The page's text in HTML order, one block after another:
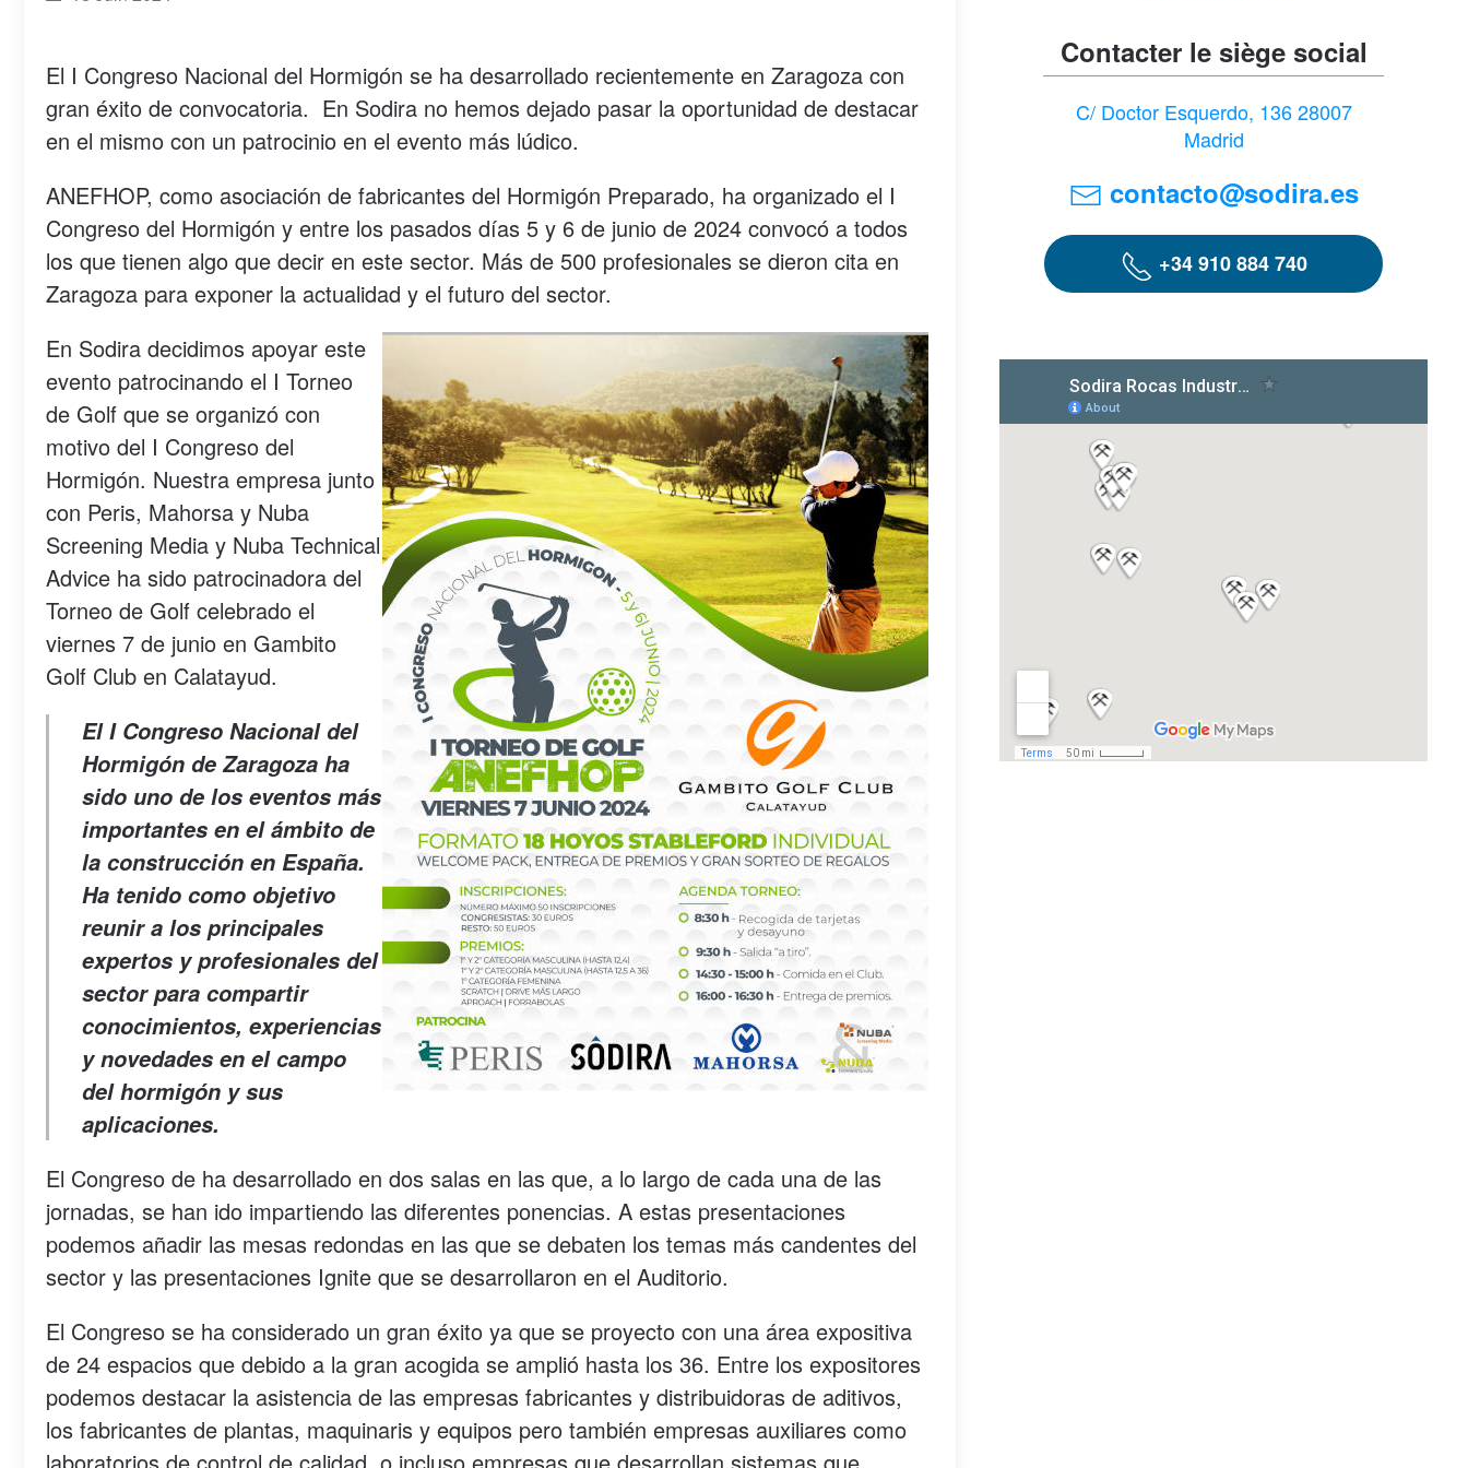
El I Congreso Nacional del Hormigón se ha desarrollado recientemente en Zaragoza con
gran éxito de convocatoria. En Sodira no hemos dejado pasar la oportunidad de destacar
en el mismo con un patrocinio en el evento más lúdico.
ANEFHOP, como asociación de fabricantes del Hormigón Preparado, ha organizado el I
Congreso del Hormigón y entre los pasados días 5 y 6 de junio de 2024 convocó a todos
los que tienen algo que decir en este sector. Más de 500 profesionales se dieron cita en
Zaragoza para exponer la actualidad y el futuro del sector.
En Sodira decidimos apoyar este
evento patrocinando el I Torneo
de Golf que se organizó con
motivo del I Congreso del
Hormigón. Nuestra empresa junto
con Peris, Mahorsa y Nuba
Screening Media y Nuba Technical
Advice ha sido patrocinadora del
Torneo de Golf celebrado el
viernes 7 de junio en Gambito
Golf Club en Calatayud.
El I Congreso Nacional del
Hormigón de Zaragoza ha
sido uno de los eventos más
importantes en el ámbito de
la construcción en España.
Ha tenido como objetivo
reunir a los principales
expertos y profesionales del
sector para compartir
conocimientos, experiencias
y novedades en el campo
del hormigón y sus
aplicaciones.
El Congreso de ha desarrollado en dos salas en las que, a lo largo de cada una de las
jornadas, se han ido impartiendo las diferentes ponencias. A estas presentaciones
podemos añadir las mesas redondas en las que se debaten los temas más candentes del
sector y las presentaciones Ignite que se desarrollaron en el Auditorio.
El Congreso se ha considerado un gran éxito ya que se proyecto con una área expositiva
de 24 espacios que debido a la gran acogida se amplió hasta los 36. Entre los expositores
podemos destacar la asistencia de las empresas fabricantes y distribuidoras de aditivos,
los fabricantes de plantas, maquinaris y equipos pero también empresas auxiliares como
Contacter le siège social
C/ Doctor Esquerdo, 136 28007
Madrid
contacto@sodira.es
+34 910 884 740